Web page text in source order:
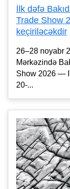
İlk dəfə
Trade Show
keçiriləcəkdir
26–28 noyabr
Mərkəzində
Show 2026 —
20-...